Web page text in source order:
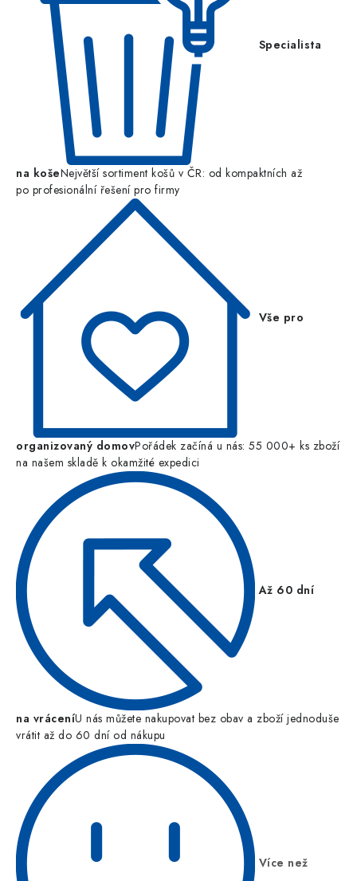
Specialista
na košeNejvětší sortiment košů v ČR: od kompaktních až
po profesionální řešení pro firmy
Vše pro
organizovaný domovPořádek začíná u nás: 55 000+ ks zboží
na našem skladě k okamžité expedici
Až 60 dní
na vráceníU nás můžete nakupovat bez obav a zboží jednoduše
vrátit až do 60 dní od nákupu
Více než